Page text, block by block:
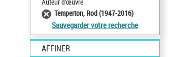
Temperton, Rod (1947-2016)
Sauvegarder votre recherche
AFFINER